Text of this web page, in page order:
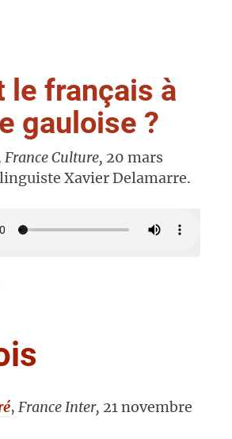
le français à
gauloise ?
France Culture, 20 mars
linguiste Xavier Delamarre.
, France Inter, 21 novembre